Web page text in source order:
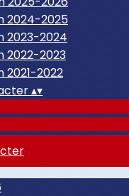
2024-2025
2023-2024
2022-2023
2021-2022
▴▾